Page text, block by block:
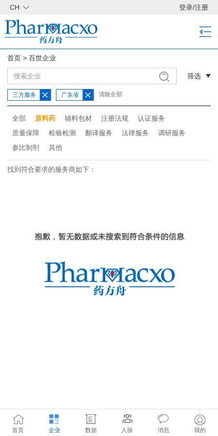
CH 登录/注册
首页 > 百世企业
筛选
三方服务 广东省 清除全部
全部 原料药 辅料包材 注册法规
认证服务
质量保障
检验检测 翻译服务 法律服务
调研服务
参比制剂
其他
找到符合要求的服务商如下：
首页 企业 数据 人脉 消息 我的